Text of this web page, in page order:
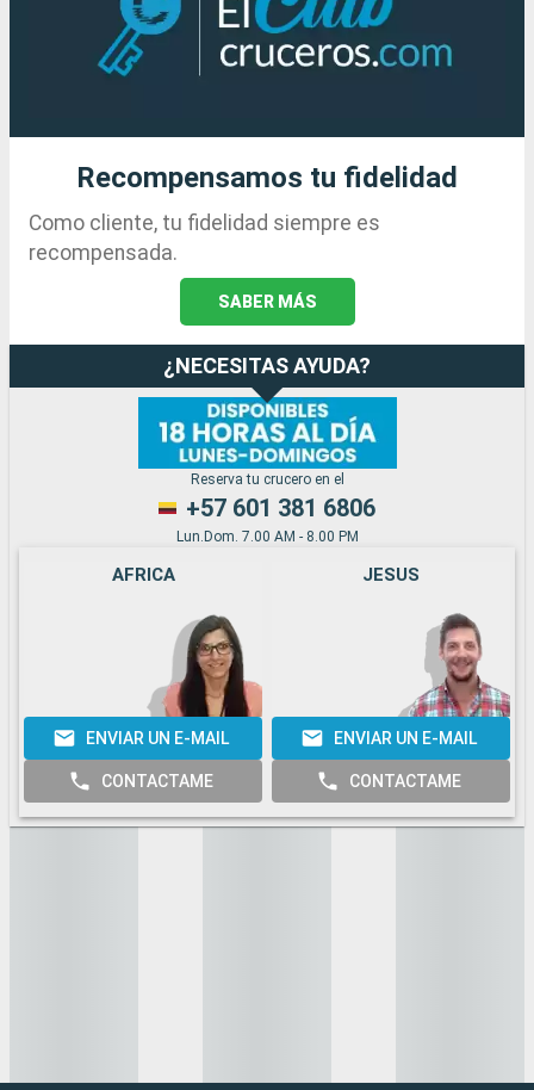
Recompensamos tu fidelidad
Como cliente, tu fidelidad siempre es
recompensada.
SABER MÁS
¿NECESITAS AYUDA?
Reserva tu crucero en el
+57 601 381 6806
Lun.Dom. 7.00 AM - 8.00 PM
AFRICA
ENVIAR UN E-MAIL
CONTACTAME
JESUS
ENVIAR UN E-MAIL
CONTACTAME